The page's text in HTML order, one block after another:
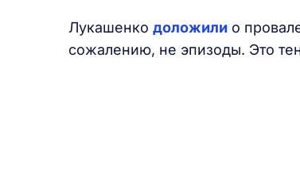
Лукашенко доложили о
сожалению, не эпизоды. Это